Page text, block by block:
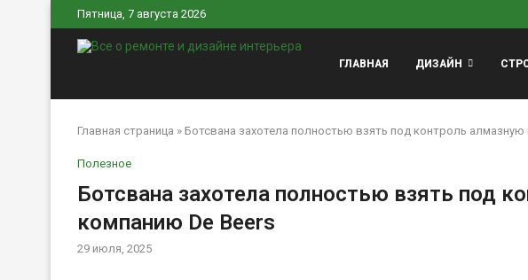
Пятница, 7 августа 2026
ГЛАВНАЯ ДИЗАЙН
Главная страница » Ботсвана захотела полностью взять под контроль
Полезное
Ботсвана захотела полностью взять под
компанию De Beers
29 июля, 2025